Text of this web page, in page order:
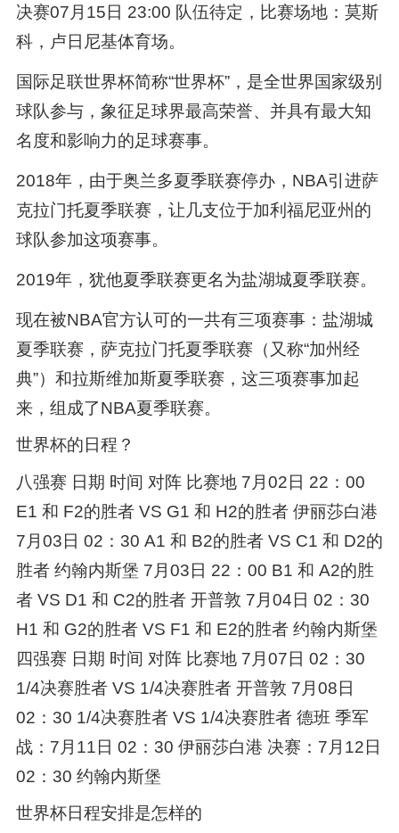
决赛07月15日 23:00 队伍待定，比赛场地：莫斯
科，卢日尼基体育场。
国际足联世界杯简称“世界杯”，是全世界国家级别
球队参与，象征足球界最高荣誉、并具有最大知
名度和影响力的足球赛事。
2018年，由于奥兰多夏季联赛停办，NBA引进萨
克拉门托夏季联赛，让几支位于加利福尼亚州的
球队参加这项赛事。
2019年，犹他夏季联赛更名为盐湖城夏季联赛。
现在被NBA官方认可的一共有三项赛事：盐湖城
夏季联赛，萨克拉门托夏季联赛（又称“加州经
典”）和拉斯维加斯夏季联赛，这三项赛事加起
来，组成了NBA夏季联赛。
世界杯的日程？
八强赛 日期 时间 对阵 比赛地 7月02日 22：00
E1 和 F2的胜者 VS G1 和 H2的胜者 伊丽莎白港
7月03日 02：30 A1 和 B2的胜者 VS C1 和 D2的
胜者 约翰内斯堡 7月03日 22：00 B1 和 A2的胜
者 VS D1 和 C2的胜者 开普敦 7月04日 02：30
H1 和 G2的胜者 VS F1 和 E2的胜者 约翰内斯堡
四强赛 日期 时间 对阵 比赛地 7月07日 02：30
1/4决赛胜者 VS 1/4决赛胜者 开普敦 7月08日
02：30 1/4决赛胜者 VS 1/4决赛胜者 德班 季军
战：7月11日 02：30 伊丽莎白港 决赛：7月12日
02：30 约翰内斯堡
世界杯日程安排是怎样的